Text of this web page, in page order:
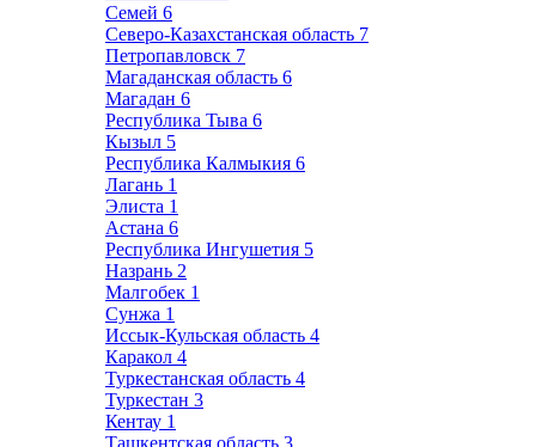
Семей 6
Северо-Казахстанская область 7
Петропавловск 7
Магаданская область 6
Магадан 6
Республика Тыва 6
Кызыл 5
Республика Калмыкия 6
Лагань 1
Элиста 1
Астана 6
Республика Ингушетия 5
Назрань 2
Малгобек 1
Сунжа 1
Иссык-Кульская область 4
Каракол 4
Туркестанская область 4
Туркестан 3
Кентау 1
Ташкентская область 3